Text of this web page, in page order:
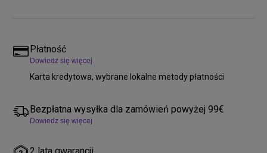
Płatność
Dowiedz się więcej
Karta kredytowa, wybrane lokalne metody płatności
Bezpłatna wysyłka dla zamówień powyżej 99€
Dowiedz się więcej